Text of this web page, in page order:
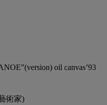
oil canvas’93
術家)